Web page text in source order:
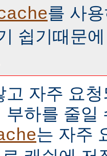
를 사
쉽기때문
고 자주 요
부하를 줄일
는 자주